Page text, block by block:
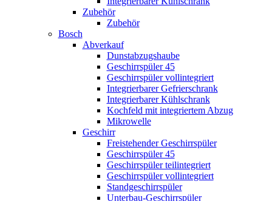
Zubehör
Zubehör
Bosch
Abverkauf
Dunstabzugshaube
Geschirrspüler 45
Geschirrspüler vollintegriert
Integrierbarer Gefrierschrank
Integrierbarer Kühlschrank
Kochfeld mit integriertem Abzug
Mikrowelle
Geschirr
Freistehender Geschirrspüler
Geschirrspüler 45
Geschirrspüler teilintegriert
Geschirrspüler vollintegriert
Standgeschirrspüler
Unterbau-Geschirrspüler